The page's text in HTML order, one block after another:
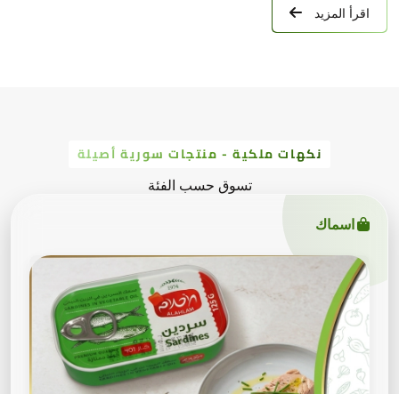
اقرأ المزيد
نكهات ملكية - منتجات سورية أصيلة
تسوق حسب الفئة
اسماك